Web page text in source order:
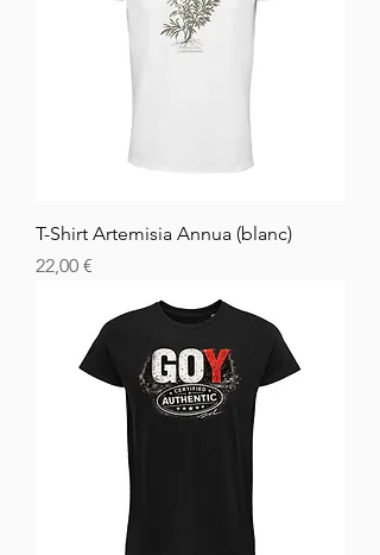
T-Shirt Artemisia Annua (blanc)
Hinta
22,00 €